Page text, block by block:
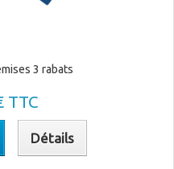
3 rabats
TTC
Détails